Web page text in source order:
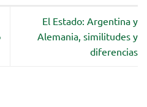
El Estado: Argentina y
Alemania, similitudes y
diferencias